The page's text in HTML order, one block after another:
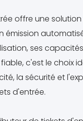
offre une
émission
ses
c'est le choix
la sécurité et
d'entrée.